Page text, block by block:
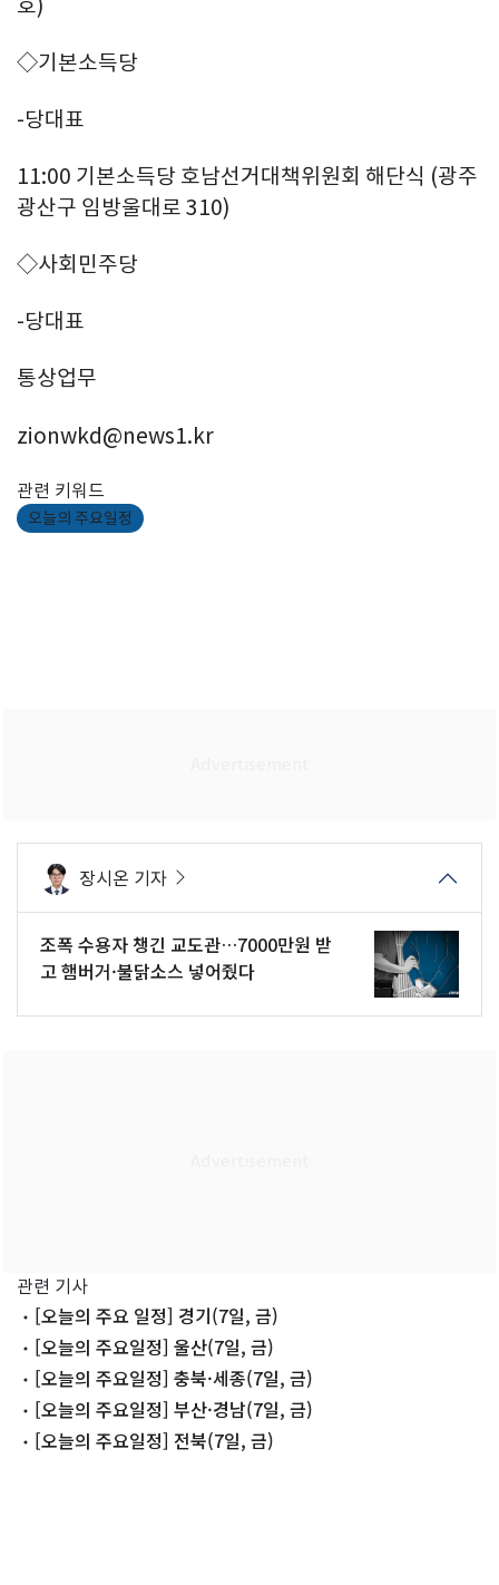
호)
◇기본소득당
-당대표
11:00 기본소득당 호남선거대책위원회 해단식 (광주
광산구 임방울대로 310)
◇사회민주당
-당대표
통상업무
zionwkd@news1.kr
관련 키워드
오늘의 주요일정
장시온 기자
조폭 수용자 챙긴 교도관…7000만원 받
고 햄버거·불닭소스 넣어줬다
관련 기사
[오늘의 주요 일정] 경기(7일, 금)
[오늘의 주요일정] 울산(7일, 금)
[오늘의 주요일정] 충북·세종(7일, 금)
[오늘의 주요일정] 부산·경남(7일, 금)
[오늘의 주요일정] 전북(7일, 금)